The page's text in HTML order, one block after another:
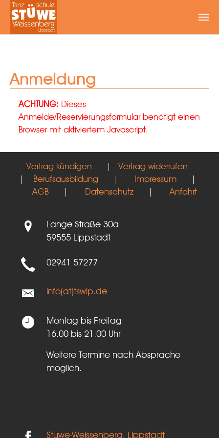
Anmeldung
ACHTUNG: Dieses
Anmelde/Reservierungsformular benötigt einen
Browser mit aktiviertem Javascript.
Vertrag kündigen |Vertrag widerrufen
| Berufsausbildung | Impressum|
AGB| Datenschutz| Anfahrt
Lange Straße 30a
59555 Lippstadt
02941 57277
info(at)tswlp.de
Montag bis Freitag
16.00 bis 21.00 Uhr
Weitere Termine nach Absprache
möglich.
Stüwe-Weissenberg, Lippstadt